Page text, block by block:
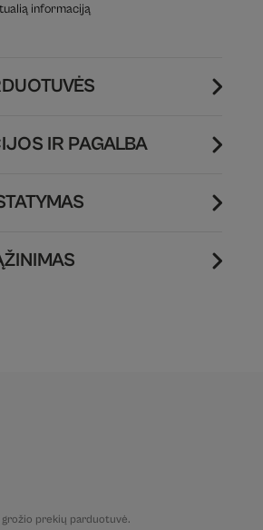
informaciją
IR PAGALBA
prekių parduotuvė.